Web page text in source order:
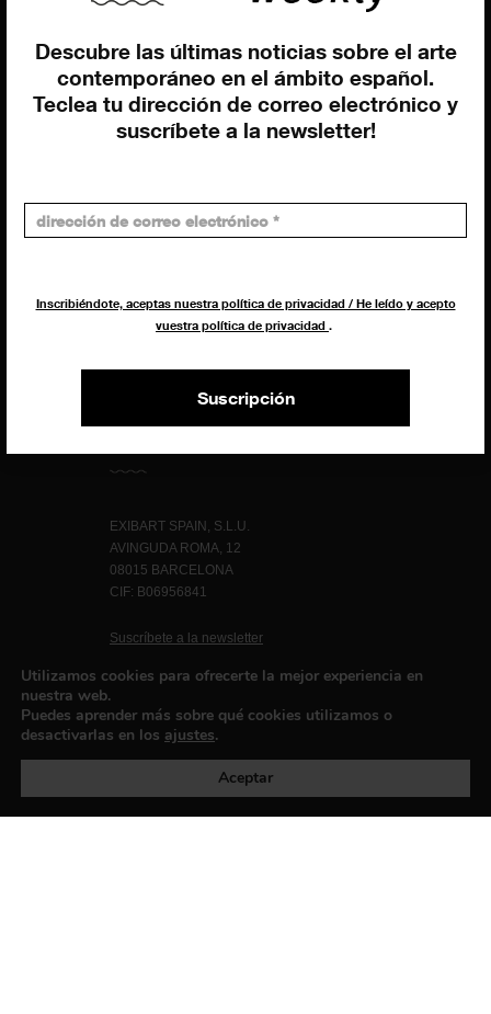
Descubre las últimas noticias sobre el arte
contemporáneo en el ámbito español.
Teclea tu dirección de correo electrónico y
suscríbete a la newsletter!
Inscribiéndote, aceptas nuestra política de privacidad / He leído y acepto
vuestra política de privacidad .
Suscripción
Dirección general
Federico Pazzagli
Dirección exibart.es
Carolina Ciuti
Marketing
Giovanni Costante
Marcello Moi
EXIBART SPAIN, S.L.U.
AVINGUDA ROMA, 12
08015 BARCELONA
CIF: B06956841
Suscríbete a la newsletter
Política de privacidad
Utilizamos cookies para ofrecerte la mejor experiencia en
nuestra web.
Puedes aprender más sobre qué cookies utilizamos o
desactivarlas en los ajustes.
Aceptar